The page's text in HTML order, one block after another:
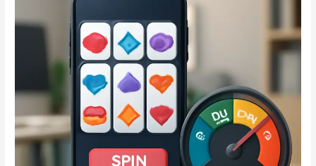
a
como
riscos
na